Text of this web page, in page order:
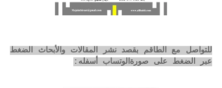
للتواصل مع الطاقم بقصد نشر المقالات والأبحاث الضغط
عبر الضغط على صورةالوتساب أسفله: